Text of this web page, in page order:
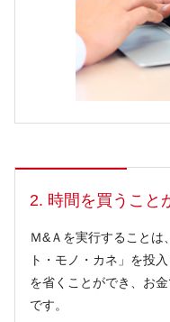
2. 時間を買うこと
Ｍ&Ａを実行することは
ト・モノ・カネ」を投
を省くことができ、お
です。